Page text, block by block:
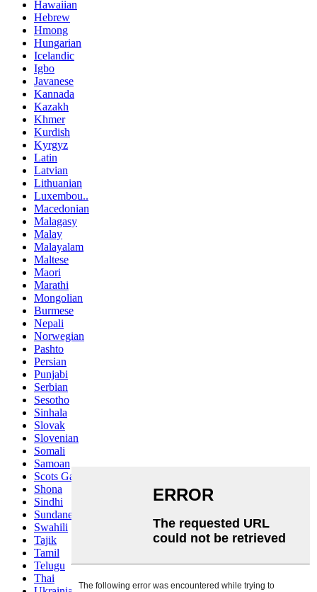
Hawaiian
Hebrew
Hmong
Hungarian
Icelandic
Igbo
Javanese
Kannada
Kazakh
Khmer
Kurdish
Kyrgyz
Latin
Latvian
Lithuanian
Luxembou..
Macedonian
Malagasy
Malay
Malayalam
Maltese
Maori
Marathi
Mongolian
Burmese
Nepali
Norwegian
Pashto
Persian
Punjabi
Serbian
Sesotho
Sinhala
Slovak
Slovenian
Somali
Samoan
Scots Gaelic
Shona
Sindhi
Sundanese
Swahili
Tajik
Tamil
Telugu
Thai